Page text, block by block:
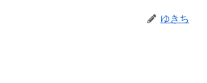
ゆきち